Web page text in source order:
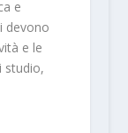
e
devono
e le
studio,